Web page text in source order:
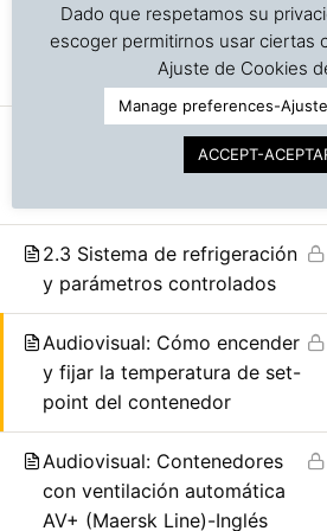
2.2 Partes estructurales y
componentes de un
contenedor refrigerado
Audiovisual: Presentando al
contenedor refrigerado
2.3 Sistema de refrigeración
y parámetros controlados
Audiovisual: Cómo encender
y fijar la temperatura de set-
point del contenedor
Audiovisual: Contenedores
con ventilación automática
AV+ (Maersk Line)-Inglés
Copyright | Derechos
Cargo Inspection
Política de
Condiciones de
Dado que respetamos su
escoger permitirnos usar ciertas
Ajuste de Cookies
Manage preferences-
ACCEPT-